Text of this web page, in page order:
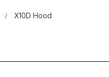
X10D Hood